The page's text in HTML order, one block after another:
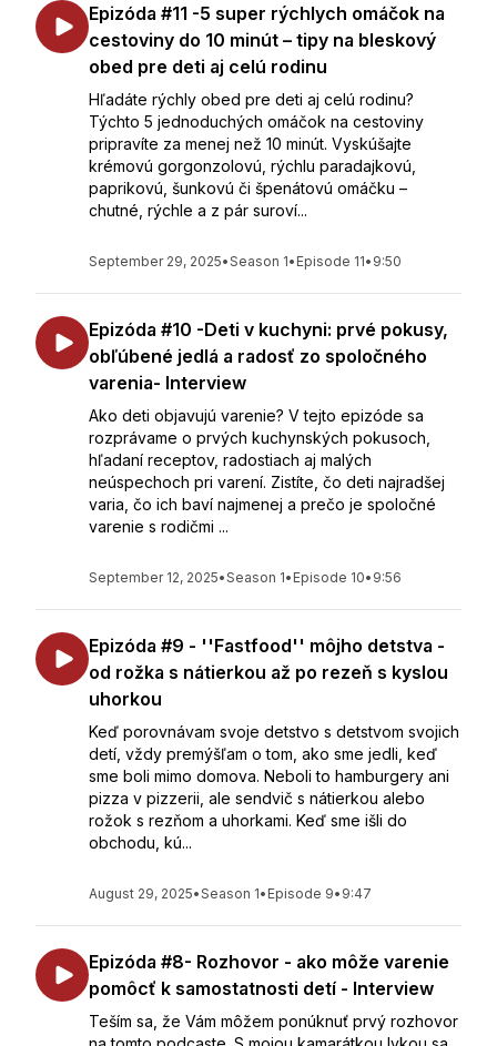
Epizóda #11 -5 super rýchlych omáčok na
cestoviny do 10 minút – tipy na bleskový
obed pre deti aj celú rodinu
Hľadáte rýchly obed pre deti aj celú rodinu?
Týchto 5 jednoduchých omáčok na cestoviny
pripravíte za menej než 10 minút. Vyskúšajte
krémovú gorgonzolovú, rýchlu paradajkovú,
paprikovú, šunkovú či špenátovú omáčku –
chutné, rýchle a z pár suroví...
September 29, 2025•Season 1• Episode 11• 9:50
Epizóda #10 -Deti v kuchyni: prvé pokusy,
obľúbené jedlá a radosť zo spoločného
varenia- Interview
Ako deti objavujú varenie? V tejto epizóde sa
rozprávame o prvých kuchynských pokusoch,
hľadaní receptov, radostiach aj malých
neúspechoch pri varení. Zistíte, čo deti najradšej
varia, čo ich baví najmenej a prečo je spoločné
varenie s rodičmi ...
September 12, 2025•Season 1• Episode 10• 9:56
Epizóda #9 - ''Fastfood'' môjho detstva -
od rožka s nátierkou až po rezeň s kyslou
uhorkou
Keď porovnávam svoje detstvo s detstvom svojich
detí, vždy premýšľam o tom, ako sme jedli, keď
sme boli mimo domova. Neboli to hamburgery ani
pizza v pizzerii, ale sendvič s nátierkou alebo
rožok s rezňom a uhorkami. Keď sme išli do
obchodu, kú...
August 29, 2025•Season 1• Episode 9• 9:47
Epizóda #8- Rozhovor - ako môže varenie
pomôcť k samostatnosti detí - Interview
Teším sa, že Vám môžem ponúknuť prvý rozhovor